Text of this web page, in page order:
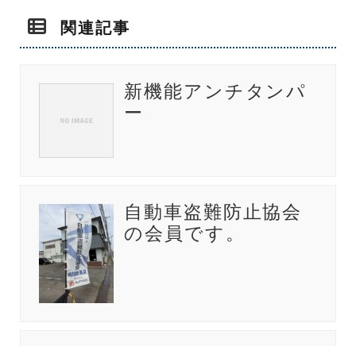
関連記事
新機能アンチタンパ
ー
自動車盗難防止協会
の会員です。